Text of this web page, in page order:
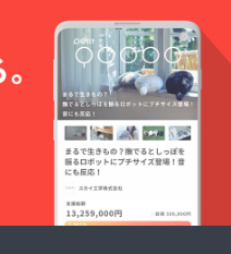
ンフ
レット
付） ■S
席
8,000円
■A席
6,000円
■Ｂ席
4,000円
にドリ
ンク代
として